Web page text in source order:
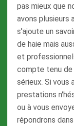
pas mieux que
avons plusieurs
s'ajoute un
de haie mais
et
compte tenu
sérieux. Si vous
prestations
ou à vous
répondrons